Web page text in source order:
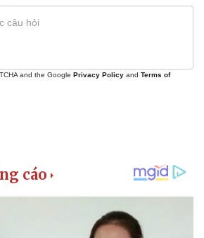
and the Google Privacy Policy and Terms of